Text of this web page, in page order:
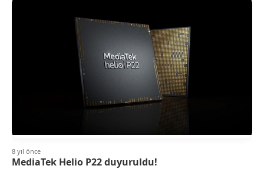
8 yıl önce
MediaTek Helio P22 duyuruldu!